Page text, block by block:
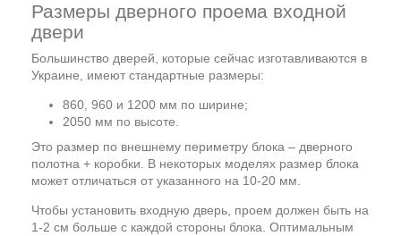
Размеры дверного проема входной
двери
Большинство дверей, которые сейчас изготавливаются в
Украине, имеют стандартные размеры:
860, 960 и 1200 мм по ширине;
2050 мм по высоте.
Это размер по внешнему периметру блока – дверного
полотна + коробки. В некоторых моделях размер блока
может отличаться от указанного на 10-20 мм.
Чтобы установить входную дверь, проем должен быть на
1-2 см больше с каждой стороны блока. Оптимальным